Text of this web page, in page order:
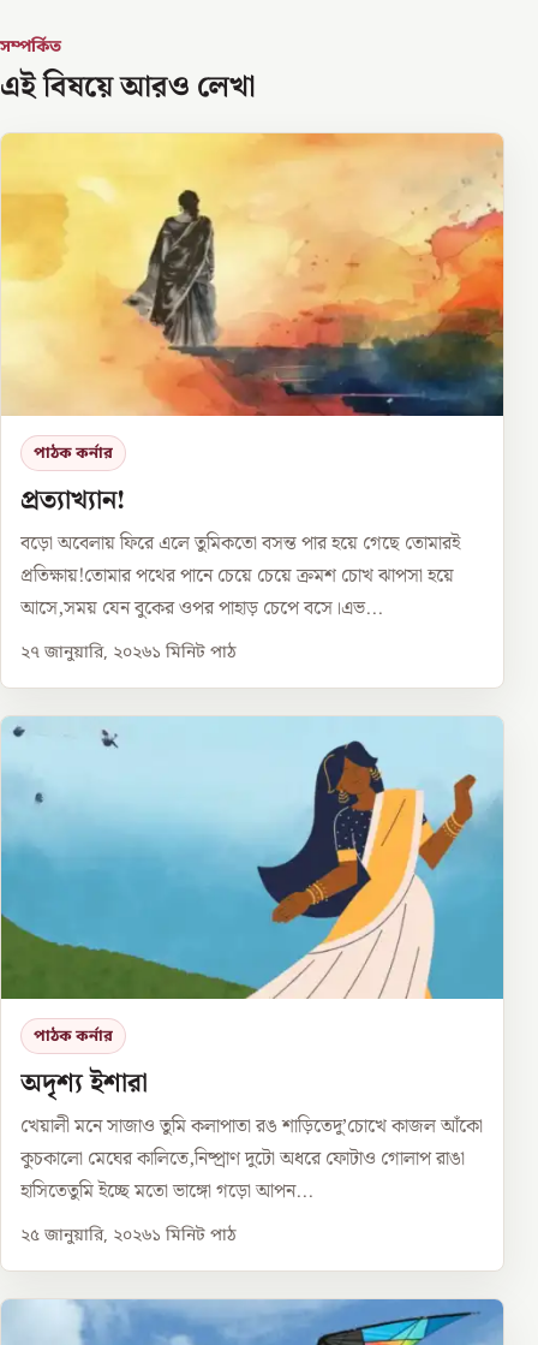
সম্পর্কিত
এই বিষয়ে আরও লেখা
পাঠক কর্নার
প্রত্যাখ্যান!
বড়ো অবেলায় ফিরে এলে তুমিকতো বসন্ত পার হয়ে গেছে তোমারই
প্রতিক্ষায়!তোমার পথের পানে চেয়ে চেয়ে ক্রমশ চোখ ঝাপসা হয়ে
আসে,সময় যেন বুকের ওপর পাহাড় চেপে বসে।এভ...
২৭ জানুয়ারি, ২০২৬১ মিনিট পাঠ
পাঠক কর্নার
অদৃশ্য ইশারা
খেয়ালী মনে সাজাও তুমি কলাপাতা রঙ শাড়িতেদু’চোখে কাজল আঁকো
কুচকালো মেঘের কালিতে,নিষ্প্রাণ দুটো অধরে ফোটাও গোলাপ রাঙা
হাসিতেতুমি ইচ্ছে মতো ভাঙ্গো গড়ো আপন...
২৫ জানুয়ারি, ২০২৬১ মিনিট পাঠ